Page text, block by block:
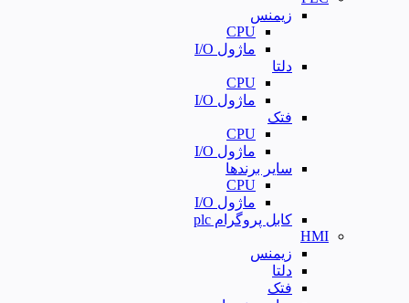
زیمنس
CPU
ماژول I/O
دلتا
CPU
ماژول I/O
فتک
CPU
ماژول I/O
سایر برندها
CPU
ماژول I/O
کابل پروگرام plc
HMI
زیمنس
دلتا
فتک